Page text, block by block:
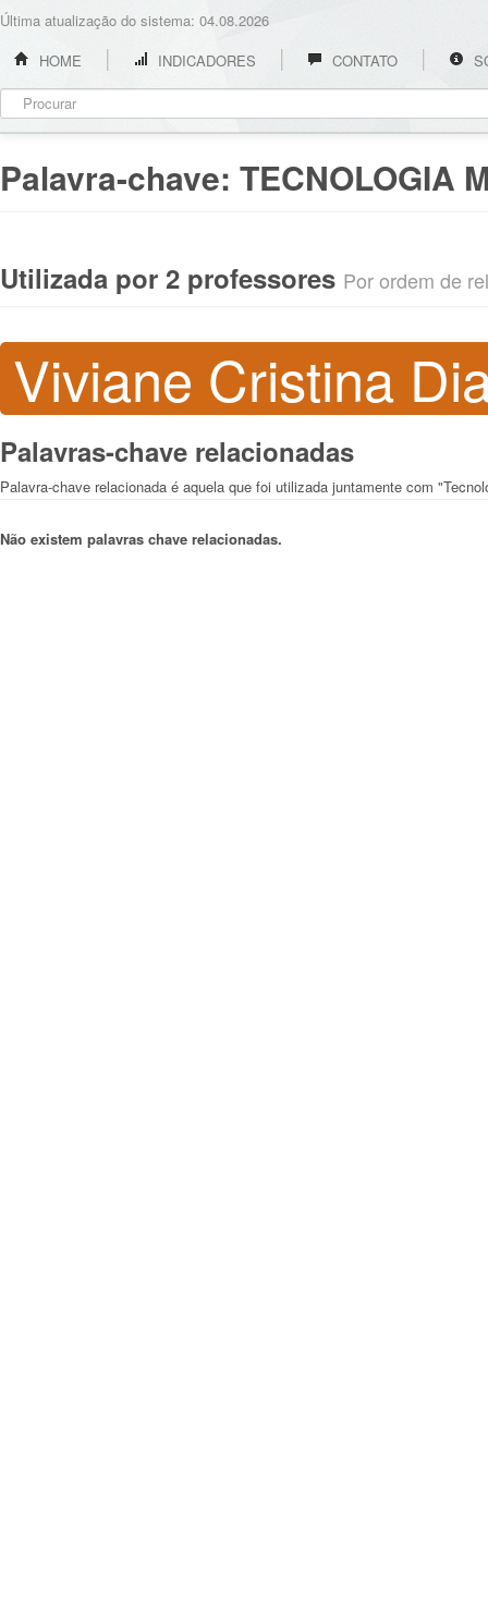
Última atualização do sistema: 04.08.2026
HOME
INDICADORES CONTATO
Palavra-chave: TECNOLOGIA
Utilizada por 2 professores Por ordem de
Viviane Cristina
Palavras-chave relacionadas
Palavra-chave relacionada é aquela que foi utilizada juntamente com
Não existem palavras chave relacionadas.